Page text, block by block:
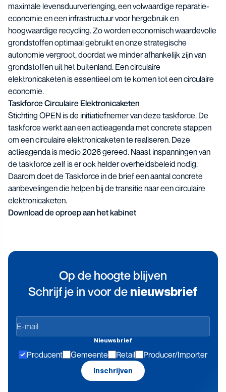
maximale levensduurverlenging, een volwaardige reparatie-
economie en een infrastructuur voor hergebruik en
hoogwaardige recycling. Zo worden economisch waardevolle
grondstoffen optimaal gebruikt en onze strategische
autonomie vergroot, doordat we minder afhankelijk zijn van
grondstoffen uit het buitenland. Een circulaire
elektronicaketen is essentieel om te komen tot een circulaire
economie.
Taskforce Circulaire Elektronicaketen
Stichting OPEN is de initiatiefnemer van deze taskforce. De
taskforce werkt aan een actieagenda met concrete stappen
om een circulaire elektronicaketen te realiseren. Deze
actieagenda is medio 2026 gereed. Naast inspanningen van
de taskforce zelf is er ook helder overheidsbeleid nodig.
Daarom doet de Taskforce in de brief een aantal concrete
aanbevelingen die helpen bij de transitie naar een circulaire
elektronicaketen.
Download de oproep aan het kabinet
Op de hoogte blijven
Schrijf je in voor de nieuwsbrief
Op
de
blijven
Nieuwsbrief
Producent Gemeente Retail Producer/Importer
Inschrijven